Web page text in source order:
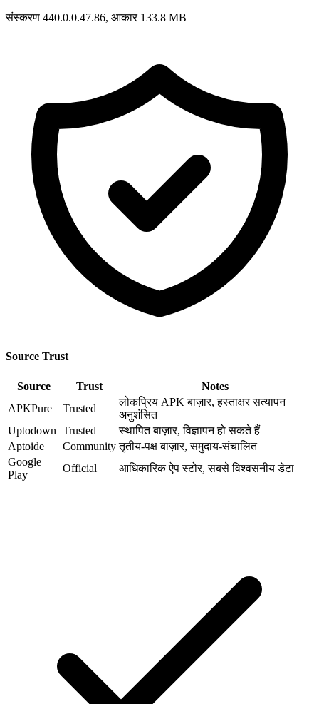
संस्करण 440.0.0.47.86, आकार 133.8 MB
Source Trust
Source Trust
Notes
APKPure
Trusted
लोकप्रिय APK बाज़ार, हस्ताक्षर सत्यापन
अनुशंसित
Uptodown Trusted
स्थापित बाज़ार, विज्ञापन हो सकते हैं
Aptoide
Community तृतीय-पक्ष बाज़ार, समुदाय-संचालित
Google
Play
Official आधिकारिक ऐप स्टोर, सबसे विश्वसनीय डेटा